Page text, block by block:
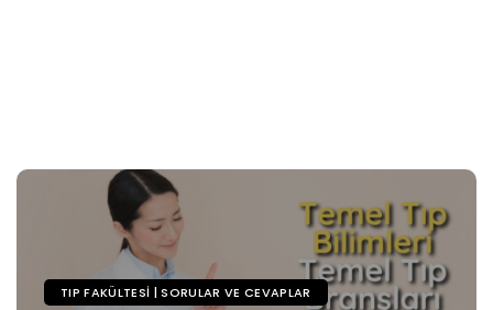
TIP FAKÜLTESI | SORULAR VE CEVAPLAR